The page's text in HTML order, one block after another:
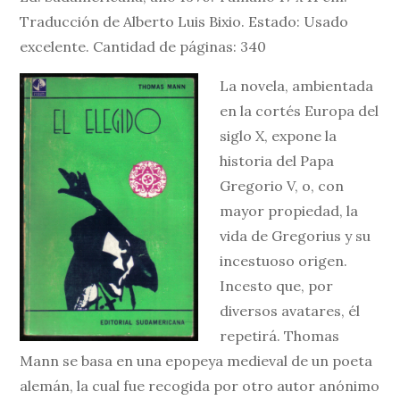
Traducción de Alberto Luis Bixio. Estado: Usado
excelente. Cantidad de páginas: 340
La novela, ambientada
en la cortés Europa del
siglo X, expone la
historia del Papa
Gregorio V, o, con
mayor propiedad, la
vida de Gregorius y su
incestuoso origen.
Incesto que, por
diversos avatares, él
repetirá. Thomas
Mann se basa en una epopeya medieval de un poeta
alemán, la cual fue recogida por otro autor anónimo